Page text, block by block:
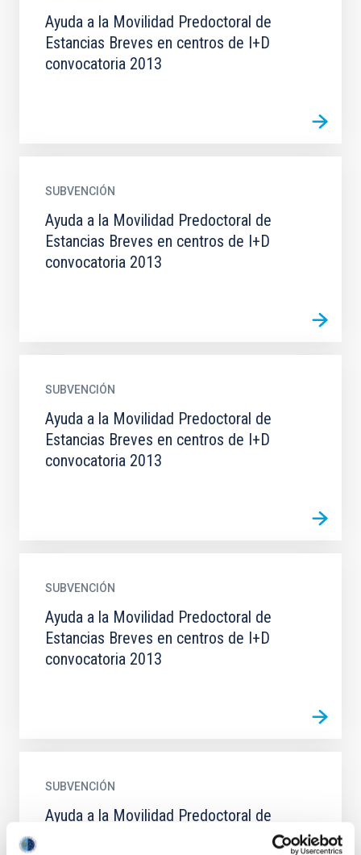
Ayuda a la Movilidad Predoctoral de
Estancias Breves en centros de I+D
convocatoria 2013
SUBVENCIÓN
Ayuda a la Movilidad Predoctoral de
Estancias Breves en centros de I+D
convocatoria 2013
SUBVENCIÓN
Ayuda a la Movilidad Predoctoral de
Estancias Breves en centros de I+D
convocatoria 2013
SUBVENCIÓN
Ayuda a la Movilidad Predoctoral de
Estancias Breves en centros de I+D
convocatoria 2013
SUBVENCIÓN
Ayuda a la Movilidad Predoctoral de